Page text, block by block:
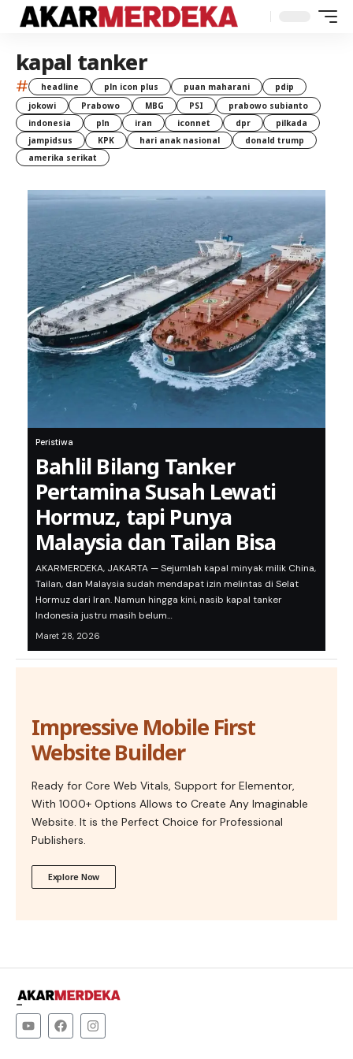
kapal tanker
# headline pln icon plus puan maharani
pdip
jokowi
Prabowo MBG PSI
prabowo subianto
indonesia
pln iran iconnet dpr
pilkada
jampidsus
KPK hari anak nasional
donald trump
amerika serikat
Peristiwa
Bahlil Bilang Tanker
Pertamina Susah Lewati
Hormuz, tapi Punya
Malaysia dan Tailan Bisa
AKARMERDEKA, JAKARTA — Sejumlah kapal minyak milik China,
Tailan, dan Malaysia sudah mendapat izin melintas di Selat
Hormuz dari Iran. Namun hingga kini, nasib kapal tanker
Indonesia justru masih belum…
Maret 28, 2026
Impressive Mobile First
Website Builder
Ready for Core Web Vitals, Support for Elementor,
With 1000+ Options Allows to Create Any Imaginable
Website. It is the Perfect Choice for Professional
Publishers.
Explore Now
–